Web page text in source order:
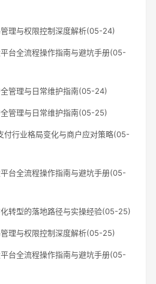
理与权限控制深度解析(05-24)
台全流程操作指南与避坑手册(05-
管理与日常维护指南(05-24)
管理与日常维护指南(05-25)
付行业格局变化与商户应对策略(05-
台全流程操作指南与避坑手册(05-
转型的落地路径与实操经验(05-25)
理与权限控制深度解析(05-25)
台全流程操作指南与避坑手册(05-